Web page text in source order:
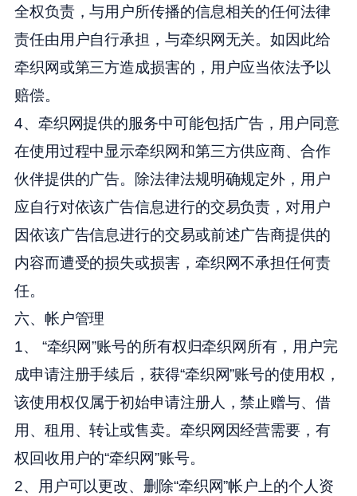
全权负责，与用户所传播的信息相关的任何法律
责任由用户自行承担，与牵织网无关。如因此给
牵织网或第三方造成损害的，用户应当依法予以
赔偿。
4、牵织网提供的服务中可能包括广告，用户同意
在使用过程中显示牵织网和第三方供应商、合作
伙伴提供的广告。除法律法规明确规定外，用户
应自行对依该广告信息进行的交易负责，对用户
因依该广告信息进行的交易或前述广告商提供的
内容而遭受的损失或损害，牵织网不承担任何责
任。
六、帐户管理
1、 “牵织网”账号的所有权归牵织网所有，用户完
成申请注册手续后，获得“牵织网”账号的使用权，
该使用权仅属于初始申请注册人，禁止赠与、借
用、租用、转让或售卖。牵织网因经营需要，有
权回收用户的“牵织网”账号。
2、用户可以更改、删除“牵织网”帐户上的个人资